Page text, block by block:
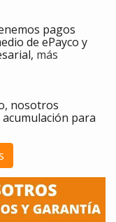
pagos
de ePayco y
más
nosotros
para